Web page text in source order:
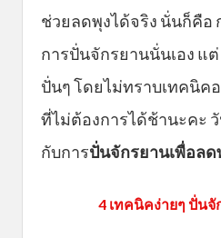
ช่วยลดพุงได้จริง นั่นก็คือ
การปั่นจักรยานนั่นเอง แ
ปั่นๆ โดยไม่ทราบเทคนิค
ที่ไม่ต้องการได้ช้านะคะ
กับการปั่นจักรยานเพื่อลด
4 เทคนิคง่ายๆ ปั่น